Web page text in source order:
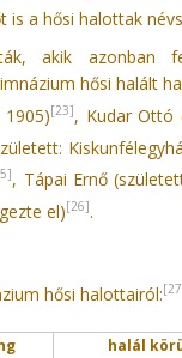
is a hősi halottak
akik azonban
hősi halált
[23], Kudar Ottó
, Tápai Ernő
el)[26].
hősi halottairól:
halál